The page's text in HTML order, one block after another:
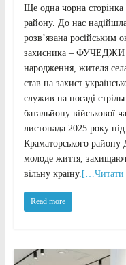
Ще одна чорна сторінка
району. До нас надійшла
розв’язана російським
захисника – ФУЧЕДЖИ
народження, жителя
став на захист
служив на посаді
батальйону військової
листопада 2025 року
Краматорського району
молоде життя,
вільну країну. […Читати
Read more